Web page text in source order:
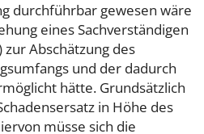
durchführbar gewesen wäre
eines Sachverständigen
Abschätzung des
und der dadurch
hätte. Grundsätzlich
in Höhe des
müsse sich die